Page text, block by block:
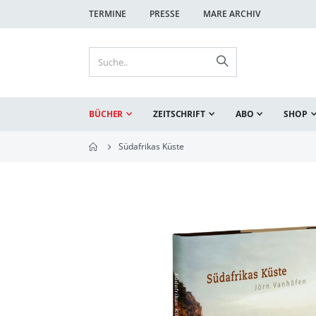
TERMINE PRESSE MARE ARCHIV
BÜCHER ZEITSCHRIFT ABO SHOP
Südafrikas Küste